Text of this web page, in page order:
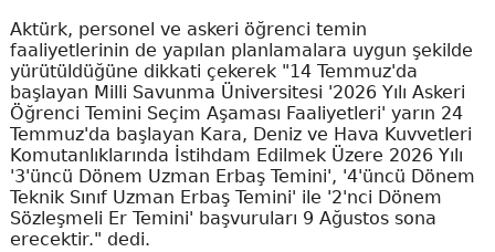
Aktürk, personel ve askeri öğrenci temin
faaliyetlerinin de yapılan planlamalara uygun şekilde
yürütüldüğüne dikkati çekerek "14 Temmuz'da
başlayan Milli Savunma Üniversitesi '2026 Yılı Askeri
Öğrenci Temini Seçim Aşaması Faaliyetleri' yarın 24
Temmuz'da başlayan Kara, Deniz ve Hava Kuvvetleri
Komutanlıklarında İstihdam Edilmek Üzere 2026 Yılı
'3'üncü Dönem Uzman Erbaş Temini', '4'üncü Dönem
Teknik Sınıf Uzman Erbaş Temini' ile '2'nci Dönem
Sözleşmeli Er Temini' başvuruları 9 Ağustos sona
erecektir." dedi.